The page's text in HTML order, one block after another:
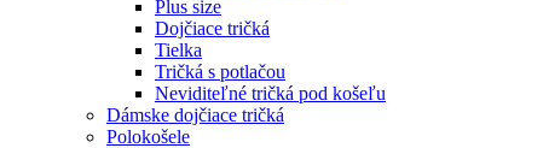
Plus size
Dojčiace tričká
Tielka
Tričká s potlačou
Neviditeľné tričká pod košeľu
Dámske dojčiace tričká
Polokošele